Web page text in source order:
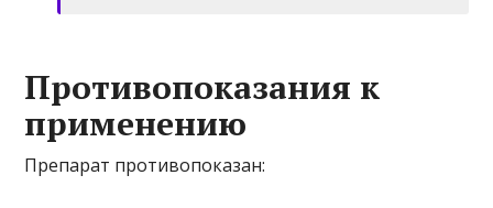
Противопоказания к
применению
Препарат противопоказан: